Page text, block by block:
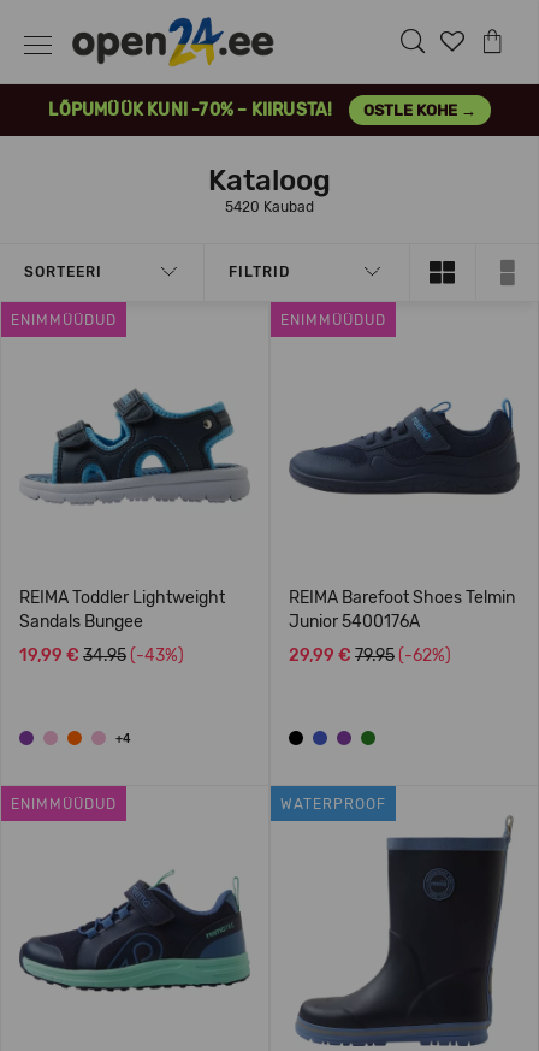
LÕPUMÜÜK KUNI -70% – KIIRUSTA! OSTLE KOHE →
Kataloog
5420 Kaubad
SORTEERI FILTRID
ENIMMÜÜDUD
REIMA Toddler Lightweight
Sandals Bungee
19,99 € 34.95 (-43%)
+4
ENIMMÜÜDUD
REIMA Barefoot Shoes Telmin
Junior 5400176A
29,99 € 79.95 (-62%)
ENIMMÜÜDUD WATERPROOF